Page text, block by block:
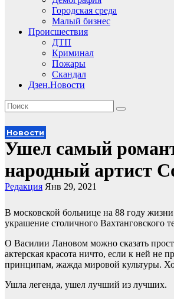
Городская среда
Малый бизнес
Происшествия
ДТП
Криминал
Пожары
Скандал
Дзен.Новости
Новости
Ушел самый
народный артист
Редакция Янв 29, 2021
В московской больнице на 88 году
украшение столичного Вахтанговского
О Василии Лановом можно сказать
актерская красота ничто, если к ней не
принципам, жажда мировой культуры.
Ушла легенда, ушел лучший из лучших.